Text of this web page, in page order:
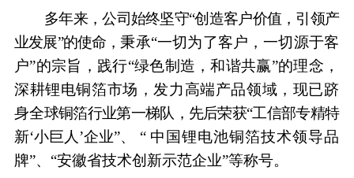
多年来，公司始终坚守“创造客户价值，引领产
业发展”的使命， 秉承“一切为了客户，一切源于客
户”的宗旨，践行“绿色制造，和谐共赢”的理念，
深耕锂电铜箔市场，发力高端产品领域，现已跻
身全球铜箔行业第一梯队，先后荣获“工信部专精特
新‘小巨人’企业”、 “ 中国锂电池铜箔技术领导品
牌”、“安徽省技术创新示范企业”等称号。